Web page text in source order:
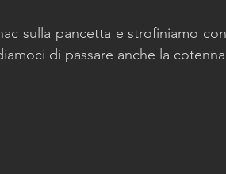
sulla pancetta e strofiniamo
di passare anche la